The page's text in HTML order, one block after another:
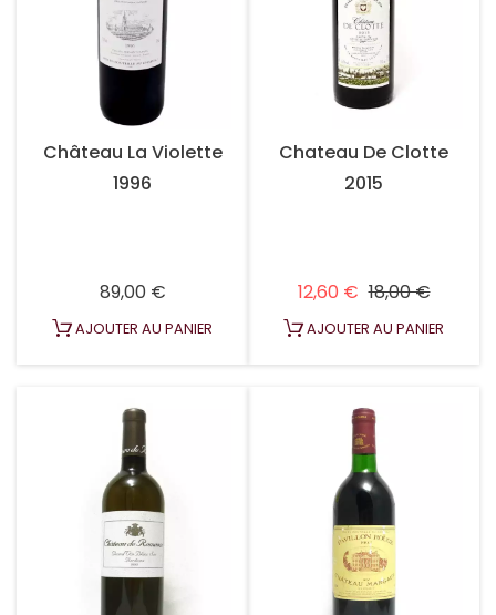
Château La Violette
1996
89,00 €Prix
AJOUTER AU PANIER
Chateau De Clotte
2015
12,60 € Prix habituel
18,00 €Prix
AJOUTER AU PANIER